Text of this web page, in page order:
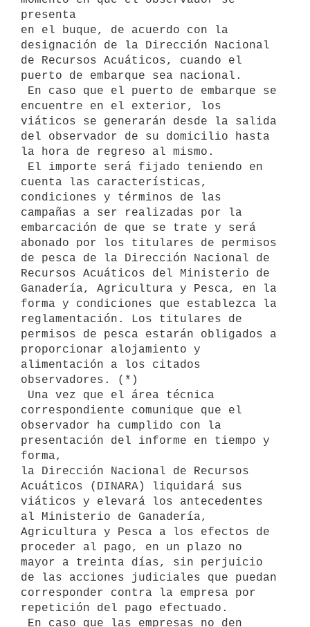
presenta
en el buque, de acuerdo con la
designación de la Dirección Nacional
de Recursos Acuáticos, cuando el
puerto de embarque sea nacional.
encuentre en el exterior, los
viáticos se generarán desde la salida
del observador de su domicilio hasta
la hora de regreso al mismo.
cuenta las características,
condiciones y términos de las
campañas a ser realizadas por la
embarcación de que se trate y será
abonado por los titulares de permisos
de pesca de la Dirección Nacional de
Recursos Acuáticos del Ministerio de
Ganadería, Agricultura y Pesca, en la
forma y condiciones que establezca la
reglamentación. Los titulares de
permisos de pesca estarán obligados a
proporcionar alojamiento y
alimentación a los citados
observadores. (*)
correspondiente comunique que el
observador ha cumplido con la
presentación del informe en tiempo y
forma,
la Dirección Nacional de Recursos
Acuáticos (DINARA) liquidará sus
viáticos y elevará los antecedentes
al Ministerio de Ganadería,
Agricultura y Pesca a los efectos de
proceder al pago, en un plazo no
mayor a treinta días, sin perjuicio
de las acciones judiciales que puedan
corresponder contra la empresa por
repetición del pago efectuado.